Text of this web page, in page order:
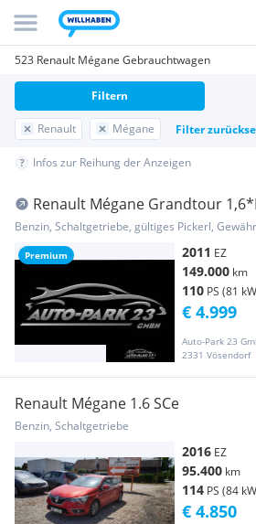
523 Renault Mégane Gebrauchtwagen
Renault Mégane Filter
Filtern
Infos zur Reihung der Anzeigen
Premium
Renault Mégane Grandtour
PICKERL 8/2027*MOD2012
Benzin, Schaltgetriebe, gültiges Pickerl,
2011 EZ
149.000 km
110 PS (81
Auto-Park 23
2331 Vösendorf
€ 4.999
Renault Mégane 1.6 SCe
Benzin, Schaltgetriebe
2016 EZ
95.400 km
114 PS (84
€ 4.850